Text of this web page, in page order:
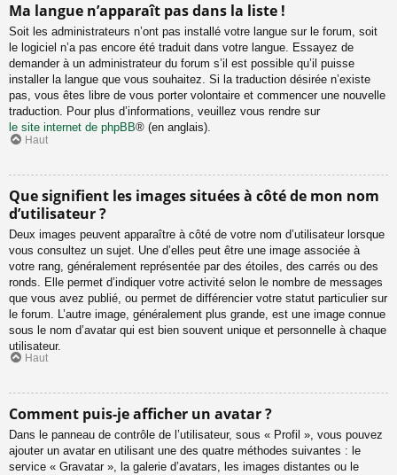
Ma langue n’apparaît pas dans la liste !
Soit les administrateurs n’ont pas installé votre langue sur le forum, soit
le logiciel n’a pas encore été traduit dans votre langue. Essayez de
demander à un administrateur du forum s’il est possible qu’il puisse
installer la langue que vous souhaitez. Si la traduction désirée n’existe
pas, vous êtes libre de vous porter volontaire et commencer une nouvelle
traduction. Pour plus d’informations, veuillez vous rendre sur
le site internet de phpBB® (en anglais).
Haut
Que signifient les images situées à côté de mon nom
d’utilisateur ?
Deux images peuvent apparaître à côté de votre nom d’utilisateur lorsque
vous consultez un sujet. Une d’elles peut être une image associée à
votre rang, généralement représentée par des étoiles, des carrés ou des
ronds. Elle permet d’indiquer votre activité selon le nombre de messages
que vous avez publié, ou permet de différencier votre statut particulier sur
le forum. L’autre image, généralement plus grande, est une image connue
sous le nom d’avatar qui est bien souvent unique et personnelle à chaque
utilisateur.
Haut
Comment puis-je afficher un avatar ?
Dans le panneau de contrôle de l’utilisateur, sous « Profil », vous pouvez
ajouter un avatar en utilisant une des quatre méthodes suivantes : le
service « Gravatar », la galerie d’avatars, les images distantes ou le